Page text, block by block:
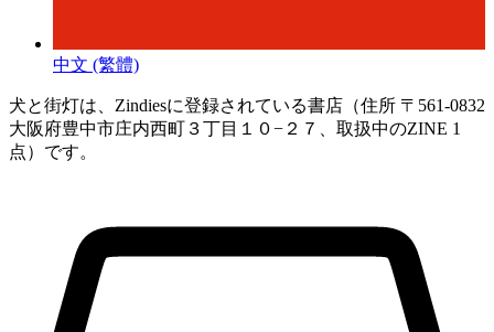
中文 (繁體)
犬と街灯は、Zindiesに登録されている書店（住所 〒561-0832
大阪府豊中市庄内西町３丁目１０−２７、取扱中のZINE 1
点）です。